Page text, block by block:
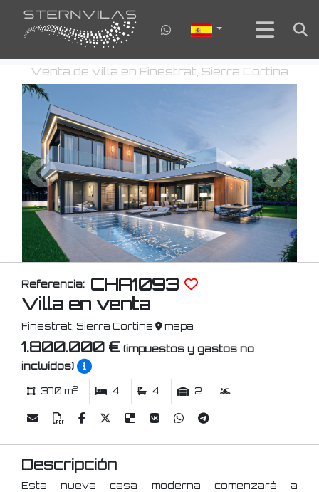
Venta de villa en Finestrat, Sierra Cortina
Referencia: CHA1093
Villa en venta
Finestrat, Sierra Cortina mapa
1.800.000 € (impuestos y gastos no
incluídos)
370 m2 4 4 2
Descripción
Esta nueva casa moderna comenzará a